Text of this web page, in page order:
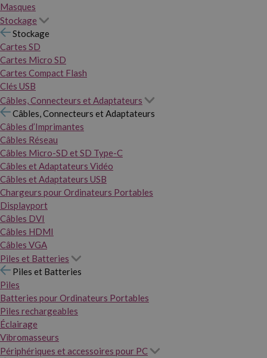
Masques
Stockage
Stockage
Cartes SD
Cartes Micro SD
Cartes Compact Flash
Clés USB
Câbles, Connecteurs et Adaptateurs
Câbles, Connecteurs et Adaptateurs
Câbles d’Imprimantes
Câbles Réseau
Câbles Micro-SD et SD Type-C
Câbles et Adaptateurs Vidéo
Câbles et Adaptateurs USB
Chargeurs pour Ordinateurs Portables
Displayport
Câbles DVI
Câbles HDMI
Câbles VGA
Piles et Batteries
Piles et Batteries
Piles
Batteries pour Ordinateurs Portables
Piles rechargeables
Éclairage
Vibromasseurs
Périphériques et accessoires pour PC